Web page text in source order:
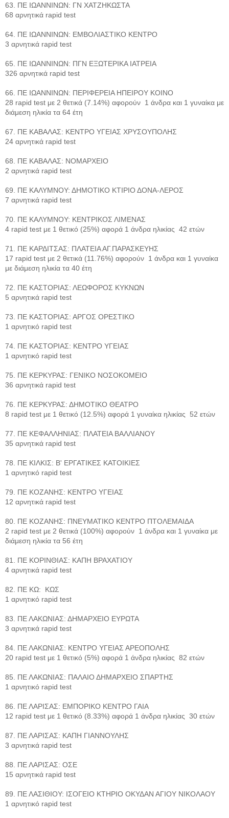
63. ΠΕ ΙΩΑΝΝΙΝΩΝ: ΓΝ ΧΑΤΖΗΚΩΣΤΑ
68 αρνητικά rapid test
64. ΠΕ ΙΩΑΝΝΙΝΩΝ: ΕΜΒΟΛΙΑΣΤΙΚΟ ΚΕΝΤΡΟ
3 αρνητικά rapid test
65. ΠΕ ΙΩΑΝΝΙΝΩΝ: ΠΓΝ ΕΞΩΤΕΡΙΚΑ ΙΑΤΡΕΙΑ
326 αρνητικά rapid test
66. ΠΕ ΙΩΑΝΝΙΝΩΝ: ΠΕΡΙΦΕΡΕΙΑ ΗΠΕΙΡΟΥ ΚΟΙΝΟ
28 rapid test με 2 θετικά (7.14%) αφορούν 1 άνδρα και 1 γυναίκα με
διάμεση ηλικία τα 64 έτη
67. ΠΕ ΚΑΒΑΛΑΣ: ΚΕΝΤΡΟ ΥΓΕΙΑΣ ΧΡΥΣΟΥΠΟΛΗΣ
24 αρνητικά rapid test
68. ΠΕ ΚΑΒΑΛΑΣ: ΝΟΜΑΡΧΕΙΟ
2 αρνητικά rapid test
69. ΠΕ ΚΑΛΥΜΝΟΥ: ΔΗΜΟΤΙΚΟ ΚΤΙΡΙΟ ΔΟΝΑ-ΛΕΡΟΣ
7 αρνητικά rapid test
70. ΠΕ ΚΑΛΥΜΝΟΥ: ΚΕΝΤΡΙΚΟΣ ΛΙΜΕΝΑΣ
4 rapid test με 1 θετικό (25%) αφορά 1 άνδρα ηλικίας 42 ετών
71. ΠΕ ΚΑΡΔΙΤΣΑΣ: ΠΛΑΤΕΙΑ ΑΓ.ΠΑΡΑΣΚΕΥΗΣ
17 rapid test με 2 θετικά (11.76%) αφορούν 1 άνδρα και 1 γυναίκα
με διάμεση ηλικία τα 40 έτη
72. ΠΕ ΚΑΣΤΟΡΙΑΣ: ΛΕΩΦΟΡΟΣ ΚΥΚΝΩΝ
5 αρνητικά rapid test
73. ΠΕ ΚΑΣΤΟΡΙΑΣ: ΑΡΓΟΣ ΟΡΕΣΤΙΚΟ
1 αρνητικό rapid test
74. ΠΕ ΚΑΣΤΟΡΙΑΣ: ΚΕΝΤΡΟ ΥΓΕΙΑΣ
1 αρνητικό rapid test
75. ΠΕ ΚΕΡΚΥΡΑΣ: ΓΕΝΙΚΟ ΝΟΣΟΚΟΜΕΙΟ
36 αρνητικά rapid test
76. ΠΕ ΚΕΡΚΥΡΑΣ: ΔΗΜΟΤΙΚΟ ΘΕΑΤΡΟ
8 rapid test με 1 θετικό (12.5%) αφορά 1 γυναίκα ηλικίας 52 ετών
77. ΠΕ ΚΕΦΑΛΛΗΝΙΑΣ: ΠΛΑΤΕΙΑ ΒΑΛΛΙΑΝΟΥ
35 αρνητικά rapid test
78. ΠΕ ΚΙΛΚΙΣ: Β' ΕΡΓΑΤΙΚΕΣ ΚΑΤΟΙΚΙΕΣ
1 αρνητικό rapid test
79. ΠΕ ΚΟΖΑΝΗΣ: ΚΕΝΤΡΟ ΥΓΕΙΑΣ
12 αρνητικά rapid test
80. ΠΕ ΚΟΖΑΝΗΣ: ΠΝΕΥΜΑΤΙΚΟ ΚΕΝΤΡΟ ΠΤΟΛΕΜΑΙΔΑ
2 rapid test με 2 θετικά (100%) αφορούν 1 άνδρα και 1 γυναίκα με
διάμεση ηλικία τα 56 έτη
81. ΠΕ ΚΟΡΙΝΘΙΑΣ: ΚΑΠΗ ΒΡΑΧΑΤΙΟΥ
4 αρνητικά rapid test
82. ΠΕ ΚΩ: ΚΩΣ
1 αρνητικό rapid test
83. ΠΕ ΛΑΚΩΝΙΑΣ: ΔΗΜΑΡΧΕΙΟ ΕΥΡΩΤΑ
3 αρνητικά rapid test
84. ΠΕ ΛΑΚΩΝΙΑΣ: ΚΕΝΤΡΟ ΥΓΕΙΑΣ ΑΡΕΟΠΟΛΗΣ
20 rapid test με 1 θετικό (5%) αφορά 1 άνδρα ηλικίας 82 ετών
85. ΠΕ ΛΑΚΩΝΙΑΣ: ΠΑΛΑΙΟ ΔΗΜΑΡΧΕΙΟ ΣΠΑΡΤΗΣ
1 αρνητικό rapid test
86. ΠΕ ΛΑΡΙΣΑΣ: ΕΜΠΟΡΙΚΟ ΚΕΝΤΡΟ ΓΑΙΑ
12 rapid test με 1 θετικό (8.33%) αφορά 1 άνδρα ηλικίας 30 ετών
87. ΠΕ ΛΑΡΙΣΑΣ: ΚΑΠΗ ΓΙΑΝΝΟΥΛΗΣ
3 αρνητικά rapid test
88. ΠΕ ΛΑΡΙΣΑΣ: ΟΣΕ
15 αρνητικά rapid test
89. ΠΕ ΛΑΣΙΘΙΟΥ: ΙΣΟΓΕΙΟ ΚΤΗΡΙΟ ΟΚΥΔΑΝ ΑΓΙΟΥ ΝΙΚΟΛΑΟΥ
1 αρνητικό rapid test